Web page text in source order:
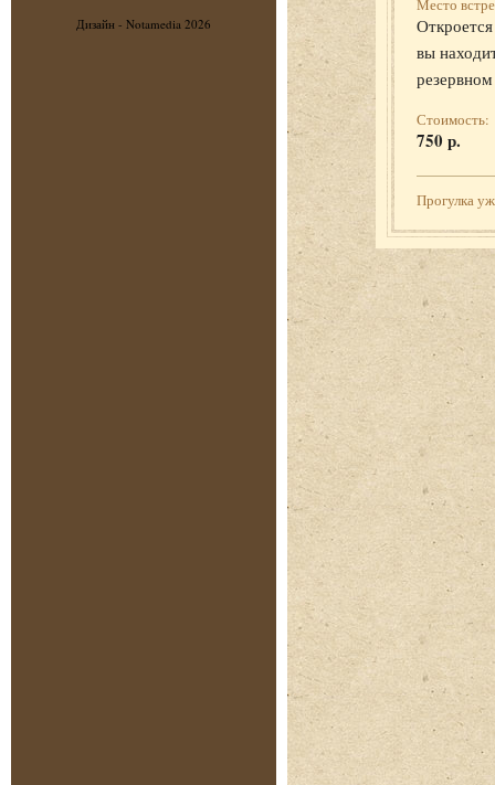
Дизайн - Notamedia 2026
Место
вы
Стоимость:
750 р.
Прогулка